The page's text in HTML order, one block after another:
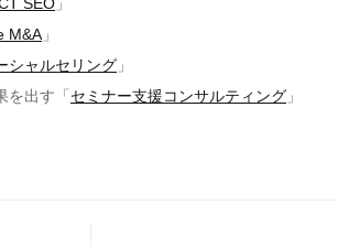
M&A 」
シャルセリング 」
を出す「 セミナー支援コンサルティング 」